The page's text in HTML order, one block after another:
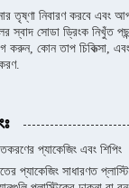
তৃষ্ণা নিবারণ করবে এবং
স্বাদ সোডা ড্রিংক নিখুঁত
কোন তাপ চিকিত্সা, এবং
প্যাকেজিং এবং শিপিং
প্যাকেজিং সাধারণত